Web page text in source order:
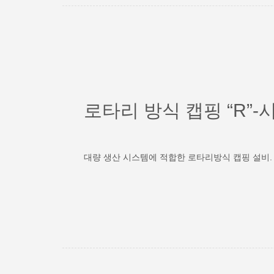
로타리 방식 캡핑 “R”-
대량 생산 시스템에 적합한 로타리방식 캡핑 설비.